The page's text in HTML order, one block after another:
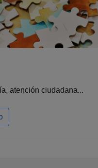
atención ciudadana...